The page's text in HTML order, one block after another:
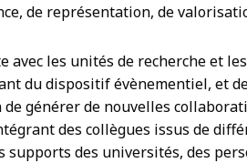
de représentation, de
les unités de recherche et
du dispositif évènementiel, et
générer de nouvelles
des collègues issus de
supports des universités, des